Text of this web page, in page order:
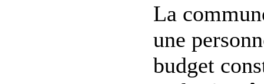
La
une
budget